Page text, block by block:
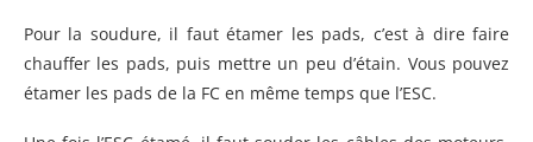
Pour la soudure, il faut étamer les pads, c’est à dire faire
chauffer les pads, puis mettre un peu d’étain. Vous pouvez
étamer les pads de la FC en même temps que l’ESC.